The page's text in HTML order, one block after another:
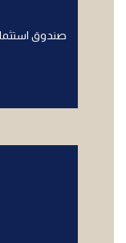
صندوق